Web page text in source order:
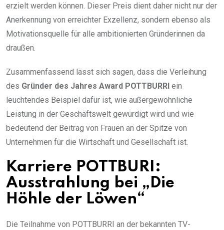
erzielt werden können. Dieser Preis dient daher nicht nur der
Anerkennung von erreichter Exzellenz, sondern ebenso als
Motivationsquelle für alle ambitionierten Gründerinnen da
draußen.
Zusammenfassend lässt sich sagen, dass die Verleihung
des Gründer des Jahres Award POTTBURRI ein
leuchtendes Beispiel dafür ist, wie außergewöhnliche
Leistung in der Geschäftswelt gewürdigt wird und wie
bedeutend der Beitrag von Frauen an der Spitze von
Unternehmen für die Wirtschaft und Gesellschaft ist.
Karriere POTTBURI:
Ausstrahlung bei „Die
Höhle der Löwen“
Die Teilnahme von POTTBURRI an der bekannten TV-